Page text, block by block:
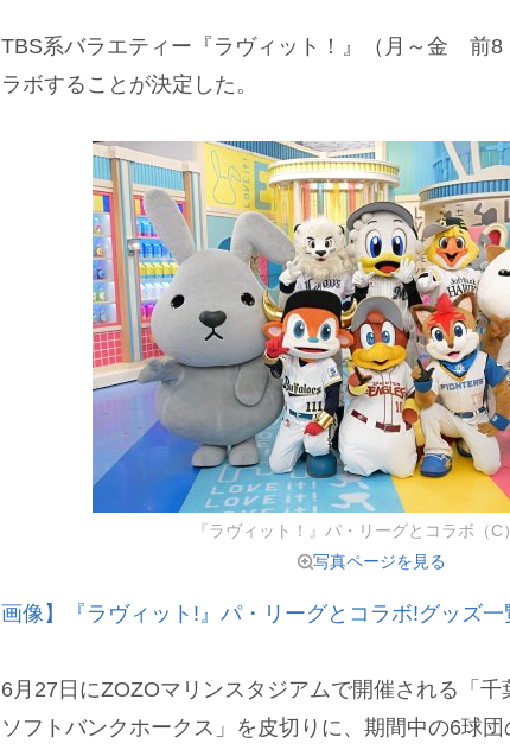
系バラエティー『ラヴィット！』（月～金 前8
ボすることが決定した。
『ラヴィット！』パ・リーグとコラボ（C
写真ページを見る
画像】『ラヴィット!』パ・リーグとコラボ!グッズ一
27日にZOZOマリンスタジアムで開催される「千
ソフトバンクホークス」を皮切りに、期間中の6球